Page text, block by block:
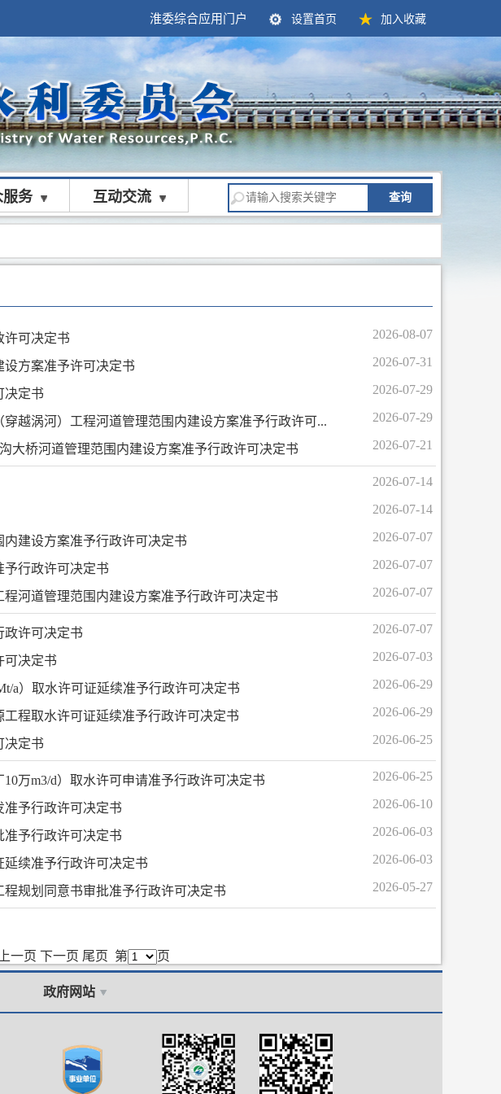
淮委综合应用门户 设置首页 加入收藏
务 互动交流 查询
2026-08-07
许可决定书
2026-07-31
方案准予许可决定书
2026-07-29
决定书
2026-07-29
越涡河）工程河道管理范围内建设方案准予行政许可...
2026-07-21
大桥河道管理范围内建设方案准予行政许可决定书
2026-07-14
2026-07-14
2026-07-07
建设方案准予行政许可决定书
2026-07-07
行政许可决定书
2026-07-07
河道管理范围内建设方案准予行政许可决定书
2026-07-07
政许可决定书
2026-07-03
可决定书
2026-06-29
a）取水许可证延续准予行政许可决定书
2026-06-29
程取水许可证延续准予行政许可决定书
2026-06-25
决定书
2026-06-25
万m3/d）取水许可申请准予行政许可决定书
2026-06-10
予行政许可决定书
2026-06-03
予行政许可决定书
2026-06-03
续准予行政许可决定书
2026-05-27
规划同意书审批准予行政许可决定书
上一页 下一页 尾页 第 页
政府网站